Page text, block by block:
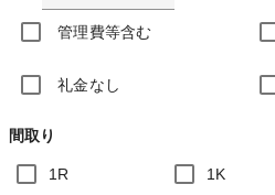
管理費等含む
礼金なし
間取り
1R 1K